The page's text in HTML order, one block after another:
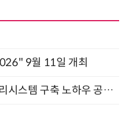
9월 11일 개최
"AI 핀옵스 시스템과 토큰 관리시스템 구축 노하우 공개" 잠실 한국광고문화회관 2층 대회의실 (8/21)